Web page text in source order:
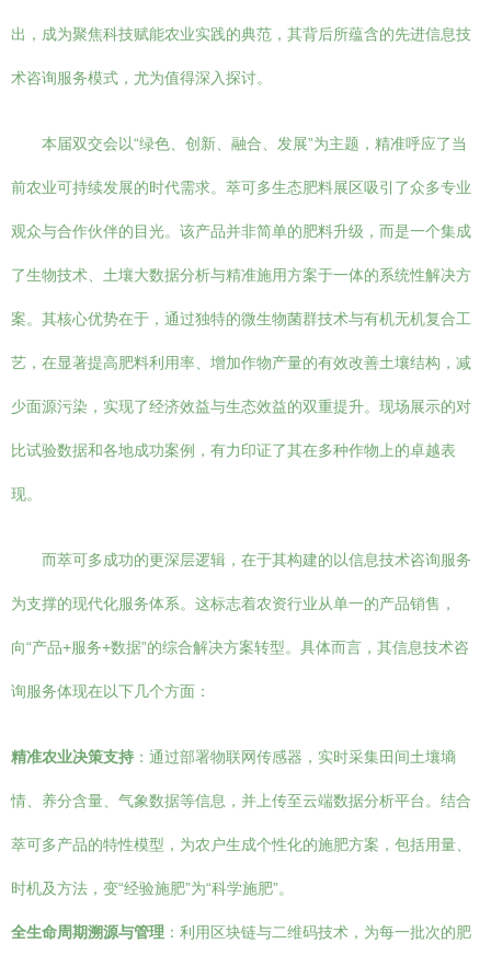
出，成为聚焦科技赋能农业实践的典范，其背后所蕴含的先进信息技
术咨询服务模式，尤为值得深入探讨。
本届双交会以“绿色、创新、融合、发展”为主题，精准呼应了当
前农业可持续发展的时代需求。萃可多生态肥料展区吸引了众多专业
观众与合作伙伴的目光。该产品并非简单的肥料升级，而是一个集成
了生物技术、土壤大数据分析与精准施用方案于一体的系统性解决方
案。其核心优势在于，通过独特的微生物菌群技术与有机无机复合工
艺，在显著提高肥料利用率、增加作物产量的有效改善土壤结构，减
少面源污染，实现了经济效益与生态效益的双重提升。现场展示的对
比试验数据和各地成功案例，有力印证了其在多种作物上的卓越表
现。
而萃可多成功的更深层逻辑，在于其构建的以信息技术咨询服务
为支撑的现代化服务体系。这标志着农资行业从单一的产品销售，
向“产品+服务+数据”的综合解决方案转型。具体而言，其信息技术咨
询服务体现在以下几个方面：
精准农业决策支持 ：通过部署物联网传感器，实时采集田间土壤墒
情、养分含量、气象数据等信息，并上传至云端数据分析平台。结合
萃可多产品的特性模型，为农户生成个性化的施肥方案，包括用量、
时机及方法，变“经验施肥”为“科学施肥”。
全生命周期溯源与管理 ：利用区块链与二维码技术，为每一批次的肥